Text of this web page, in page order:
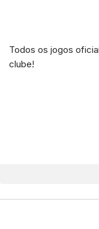
Todos os jogos
clube!